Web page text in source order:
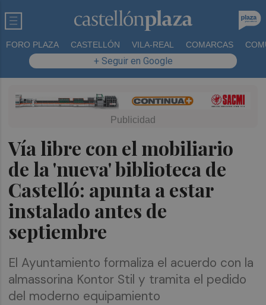
FORO PLAZA CASTELLÓN VILA-REAL COMARCAS
+ Seguir en Google
Vía libre con el mobiliario
de la 'nueva' biblioteca de
Castelló: apunta a estar
instalado antes de
septiembre
El Ayuntamiento formaliza el acuerdo con la
almassorina Kontor Stil y tramita el pedido
del moderno equipamiento